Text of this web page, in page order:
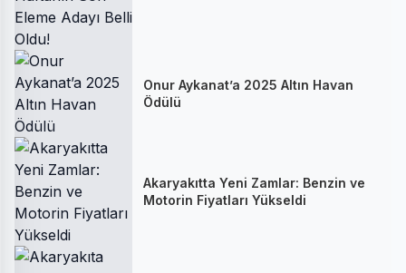
Onur Aykanat’a 2025 Altın Havan
Ödülü
Akaryakıtta Yeni Zamlar: Benzin ve
Motorin Fiyatları Yükseldi